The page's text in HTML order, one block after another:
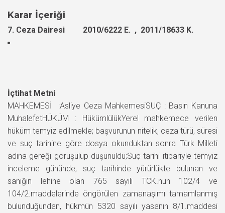
Karar İçeriği
7. Ceza Dairesi 2010/6222 E. , 2011/18633 K.
İçtihat Metni
MAHKEMESİ :Asliye Ceza MahkemesiSUÇ : Basın Kanuna
MuhalefetHÜKÜM : HükümlülükYerel mahkemece verilen
hüküm temyiz edilmekle; başvurunun nitelik, ceza türü, süresi
ve suç tarihine göre dosya okunduktan sonra Türk Milleti
adına gereği görüşülüp düşünüldü;Suç tarihi itibariyle temyiz
inceleme gününde, suç tarihinde yürürlükte bulunan ve
sanığın lehine olan 765 sayılı TCK.nun 102/4 ve
104/2.maddelerinde öngörülen zamanaşımı tamamlanmış
bulunduğundan, hükmün 5320 sayılı yasanın 8/1.maddesi